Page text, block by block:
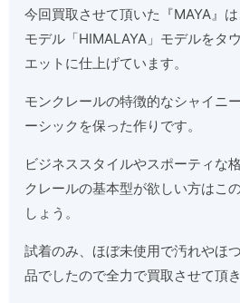
今回買取させて頂いた『MAYA』
モデル「HIMALAYA」モデルをタ
エットに仕上げています。
モンクレールの特徴的なシャイニ
ーシックを保った作りです。
ビジネススタイルやスポーティな
クレールの基本型が欲しい方はこ
しょう。
試着のみ、ほぼ未使用で汚れやほ
品でしたので全力で買取させて頂き